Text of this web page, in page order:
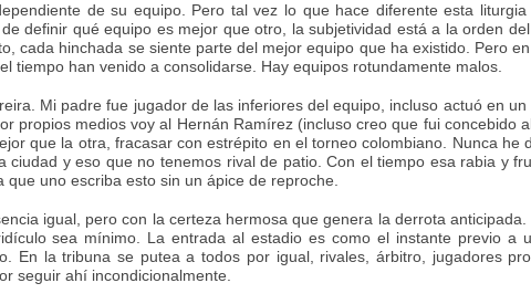
de su equipo. Pero tal vez lo que hace diferente esta
definir qué equipo es mejor que otro, la subjetividad está a la orden
cada hinchada se siente parte del mejor equipo que ha existido. Pero
tiempo han venido a consolidarse. Hay equipos rotundamente malos.
Mi padre fue jugador de las inferiores del equipo, incluso actuó en
propios medios voy al Hernán Ramírez (incluso creo que fui concebido
que la otra, fracasar con estrépito en el torneo colombiano. Nunca
ciudad y eso que no tenemos rival de patio. Con el tiempo esa rabia y
uno escriba esto sin un ápice de reproche.
igual, pero con la certeza hermosa que genera la derrota
sea mínimo. La entrada al estadio es como el instante previo a
En la tribuna se putea a todos por igual, rivales, árbitro, jugadores
seguir ahí incondicionalmente.